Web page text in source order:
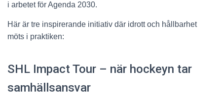
i arbetet för Agenda 2030.
Här är tre inspirerande initiativ där idrott och hållbarhet
möts i praktiken:
SHL Impact Tour – när hockeyn tar
samhällsansvar